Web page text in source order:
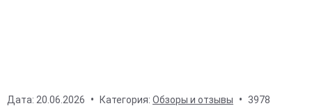
Дата: 20.06.2026 Категория: Обзоры и отзывы
3978